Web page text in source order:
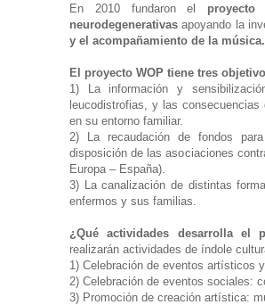
En 2010 fundaron el
neurodegenerativas apoyando la
y el acompañamiento de la música.
El proyecto WOP tiene tres
1) La información y
leucodistrofias, y las
en su entorno familiar.
2) La recaudación de fondos
disposición de las asociaciones
Europa – España).
3) La canalización de distintas
enfermos y sus familias.
¿Qué actividades desarrolla el
realizarán actividades de índole
1) Celebración de eventos artísticos
2) Celebración de eventos sociales:
3) Promoción de creación artística: